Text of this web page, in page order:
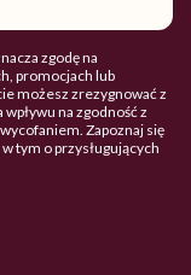
zgodę na
promocjach lub
możesz zrezygnować z
na zgodność z
Zapoznaj się
tym o przysługujących